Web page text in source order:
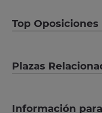
Top Oposiciones
Plazas
Información